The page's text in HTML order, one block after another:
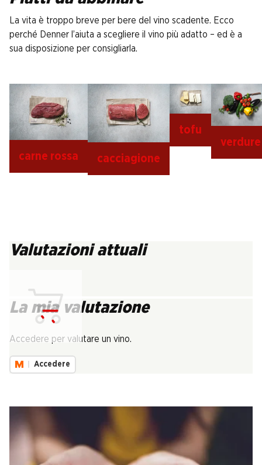
La vita è troppo breve per bere del vino scadente. Ecco
perché Denner l’aiuta a scegliere il vino più adatto – ed è a
sua disposizione per consigliarla.
carne rossa cacciagione
tofu
verdure
Valutazioni attuali
La mia valutazione
Accedere per valutare un vino.
Accedere